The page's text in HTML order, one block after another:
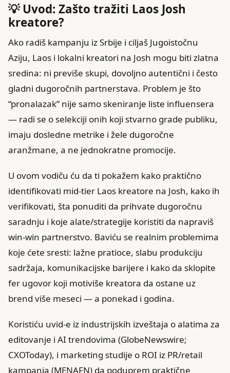
💡 Uvod: Zašto tražiti Laos Josh
kreatore?
Ako radiš kampanju iz Srbije i ciljaš Jugoistočnu
Aziju, Laos i lokalni kreatori na Josh mogu biti zlatna
sredina: ni previše skupi, dovoljno autentični i često
gladni dugoročnih partnerstava. Problem je što
“pronalazak” nije samo skeniranje liste influensera
— radi se o selekciji onih koji stvarno grade publiku,
imaju dosledne metrike i žele dugoročne
aranžmane, a ne jednokratne promocije.
U ovom vodiču ću da ti pokažem kako praktično
identifikovati mid-tier Laos kreatore na Josh, kako ih
verifikovati, šta ponuditi da prihvate dugoročnu
saradnju i koje alate/strategije koristiti da napraviš
win-win partnerstvo. Baviću se realnim problemima
koje ćete sresti: lažne pratioce, slabu produkciju
sadržaja, komunikacijske barijere i kako da sklopite
fer ugovor koji motiviše kreatora da ostane uz
brend više meseci — a ponekad i godina.
Koristiću uvid-e iz industrijskih izveštaja o alatima za
editovanje i AI trendovima (GlobeNewswire;
CXOToday), i marketing studije o ROI iz PR/retail
kampanja (MENAFN) da poduprem praktične